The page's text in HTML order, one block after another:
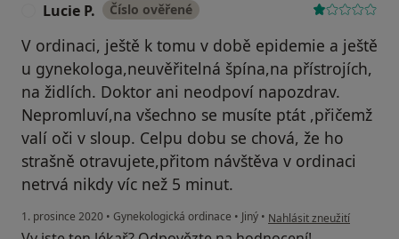
Lucie P. Číslo ověřené
V ordinaci, ještě k tomu v době epidemie a ještě
u gynekologa,neuvěřitelná špína,na přístrojích,
na židlích. Doktor ani neodpoví napozdrav.
Nepromluví,na všechno se musíte ptát ,přičemž
valí oči v sloup. Celpu dobu se chová, že ho
strašně otravujete,přitom návštěva v ordinaci
netrvá nikdy víc než 5 minut.
1. prosince 2020 • Gynekologická ordinace • Jiný • podle názoru uživatele
Nahlásit zneužití